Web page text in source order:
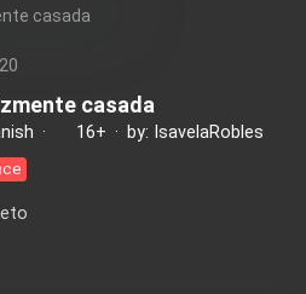
casada
casada
· 16+ · by: IsavelaRobles